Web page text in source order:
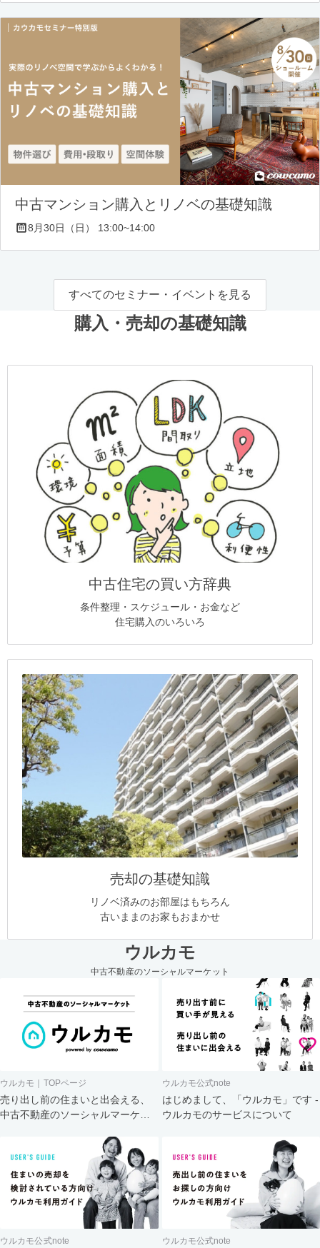
中古マンション購入とリノベの基礎知識
8月30日（日） 13:00~14:00
すべてのセミナー・イベントを見る
購入・売却の基礎知識
中古住宅の買い方辞典
条件整理・スケジュール・お金など
住宅購入のいろいろ
売却の基礎知識
リノベ済みのお部屋はもちろん
古いままのお家もおまかせ
ウルカモ
中古不動産のソーシャルマーケット
ウルカモ｜TOPページ
売り出し前の住まいと出会える、
中古不動産のソーシャルマーケッ
ウルカモ公式note
はじめまして、「ウルカモ」です -
ウルカモのサービスについて
ウルカモ公式note ウルカモ公式note